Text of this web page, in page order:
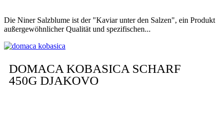
Die Niner Salzblume ist der "Kaviar unter den Salzen", ein Produkt
außergewöhnlicher Qualität und spezifischen...
DOMACA KOBASICA SCHARF
450G DJAKOVO